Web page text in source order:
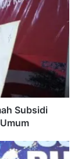
Subsidi